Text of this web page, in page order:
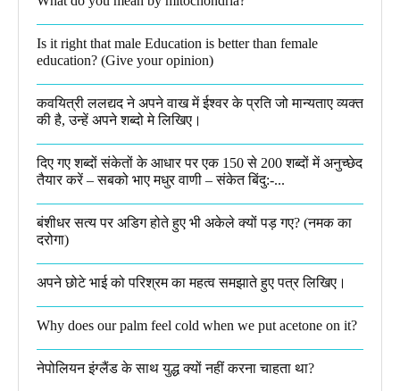
Is it right that male Education is better than female
education? (Give your opinion)
कवयित्री ललद्यद ने अपने वाख में ईश्वर के प्रति जो मान्यताए व्यक्त
की है, उन्हें अपने शब्दो मे लिखिए।
दिए गए शब्दों संकेतों के आधार पर एक 150 से 200 शब्दों में अनुच्छेद
तैयार करें – सबको भाए मधुर वाणी – संकेत बिंदु:-...
बंशीधर सत्य पर अडिग होते हुए भी अकेले क्यों पड़ गए? (नमक का
दरोगा)
अपने छोटे भाई को परिश्रम का महत्व समझाते हुए पत्र लिखिए।
Why does our palm feel cold when we put acetone on it?
नेपोलियन इंग्लैंड के साथ युद्ध क्यों नहीं करना चाहता था​?